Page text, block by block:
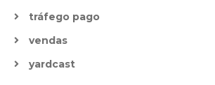
tráfego pago
vendas
yardcast